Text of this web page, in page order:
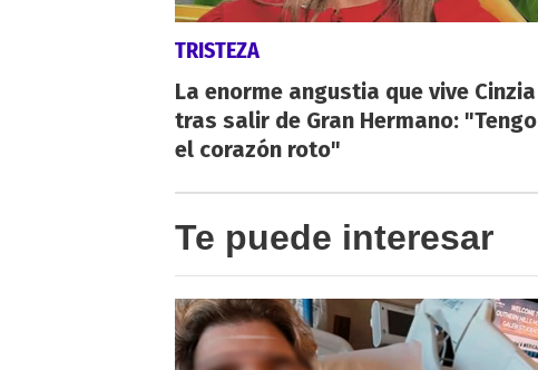
TRISTEZA
La enorme angustia que vive Cinzia
tras salir de Gran Hermano: "Tengo
el corazón roto"
Te puede interesar